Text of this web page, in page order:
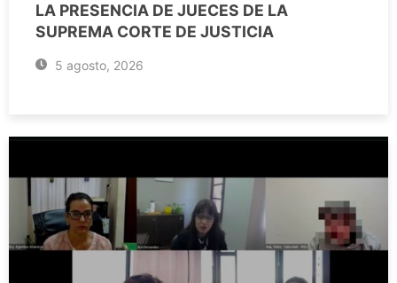
LA PRESENCIA DE JUECES DE LA
SUPREMA CORTE DE JUSTICIA
5 agosto, 2026